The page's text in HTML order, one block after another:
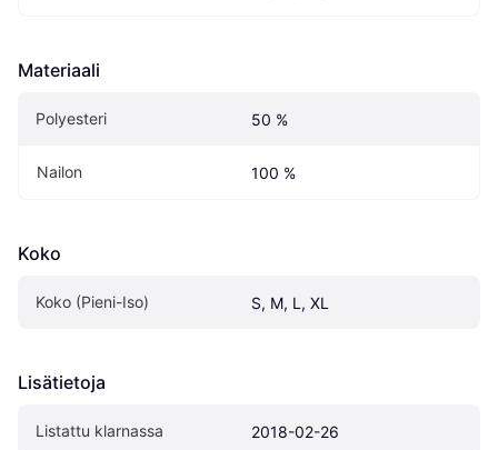
Materiaali
Polyesteri 50 %
Nailon 100 %
Koko
Koko (Pieni-Iso) S, M, L, XL
Lisätietoja
Listattu klarnassa 2018-02-26